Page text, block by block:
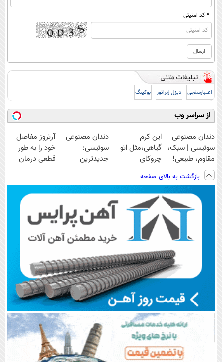
* کد امنیتی
اعتبارسنجی دیزل ژنراتور بوکینگ
از سراسر وب
دندان مصنوعی
سوئیسی | سبک،
مقاوم، طبیعی!
ویزیت
رایگان+پرداخت
اقساطی😍
این کرم
گیاهی،مثل اتو
چروکای
میکنه!50%تخفیف
دندان مصنوعی
سوئیسی:
جدیدترین
پرداخت قسطی
آرتروز مفاصل
خود را به طور
قطعی درمان
بازگشت به بالای صفحه